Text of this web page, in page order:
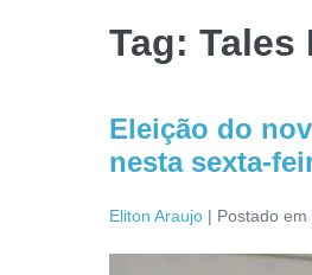
Tag: Tales
Eleição do
nesta sexta-
Eliton Araujo | Postado em